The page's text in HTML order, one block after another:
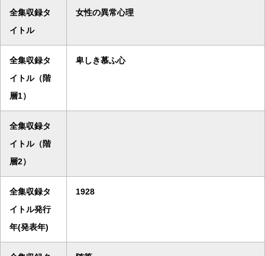
全集収録タ
イトル
女性の異常心理
全集収録タ
イトル（階
層1）
卑しき慕ふ心
全集収録タ
イトル（階
層2）
全集収録タ
イトル発行
年(発表年)
1928